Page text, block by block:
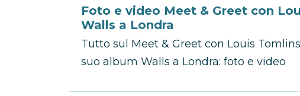
Foto e video Meet & Greet con
Walls a Londra
Tutto sul Meet & Greet con Louis
suo album Walls a Londra: foto e video